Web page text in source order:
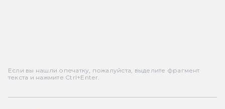
Если вы нашли опечатку, пожалуйста, выделите фрагмент
текста и нажмите Ctrl+Enter.